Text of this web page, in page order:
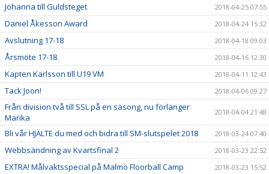
Johanna till Guldsteget 2018-04-25 07:55
Daniel Åkesson Award 2018-04-24 15:32
Avslutning 17-18 2018-04-18 09:03
Årsmöte 17-18 2018-04-16 12:30
Kapten Karlsson till U19 VM 2018-04-11 12:43
Tack Joon! 2018-04-06 09:27
Från division två till SSL på en säsong, nu förlänger
Marika
2018-04-04 21:48
Bli vår HJÄLTE du med och bidra till SM-slutspelet 2018 2018-03-24 07:40
Webbsändning av Kvartsfinal 2 2018-03-23 22:52
EXTRA! Målvaktsspecial på Malmö Floorball Camp 2018-03-23 15:52